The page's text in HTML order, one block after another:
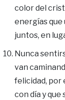
color del
energías
juntos, en
Nunca
van
felicidad, por
con día y que